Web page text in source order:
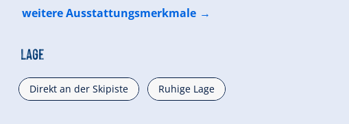
weitere Ausstattungsmerkmale
Lage
Direkt an der Skipiste Ruhige Lage